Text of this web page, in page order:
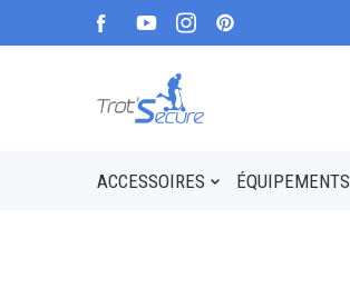
ACCESSOIRES ÉQUIPEMENTS